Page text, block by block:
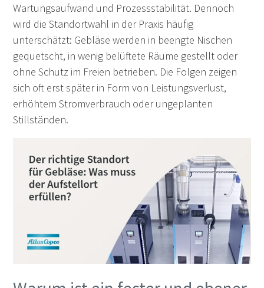
Wartungsaufwand und Prozessstabilität. Dennoch
wird die Standortwahl in der Praxis häufig
unterschätzt: Gebläse werden in beengte Nischen
gequetscht, in wenig belüftete Räume gestellt oder
ohne Schutz im Freien betrieben. Die Folgen zeigen
sich oft erst später in Form von Leistungsverlust,
erhöhtem Stromverbrauch oder ungeplanten
Stillständen.